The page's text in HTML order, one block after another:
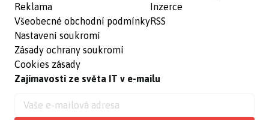
Reklama
Všeobecné obchodní podmínky
Nastavení soukromí
Zásady ochrany soukromí
Cookies zásady
Inzerce
RSS
Zajímavosti ze světa IT v e-mailu